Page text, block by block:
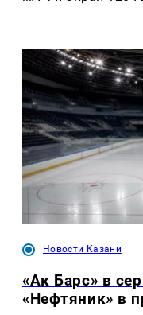
Новости Казани
«Ак Барс» в
«Нефтяник» в